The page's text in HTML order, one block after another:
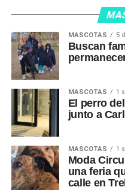
MASCOTAS 5
Buscan
MASCOTAS 1
El perro
junto a
MASCOTAS 1
Moda
una feria
calle en